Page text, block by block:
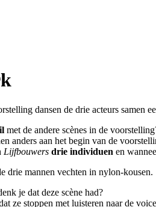
dansen de drie acteurs samen
met de andere scènes in de
anders aan het begin van de
Lijfbouwers drie individuen en
drie mannen vechten in nylon-kousen.
je dat deze scène had?
ze stoppen met luisteren naar de